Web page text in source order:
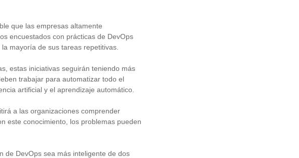
que las empresas altamente
encuestados con prácticas de DevOps
mayoría de sus tareas repetitivas.
estas iniciativas seguirán teniendo más
trabajar para automatizar todo el
artificial y el aprendizaje automático.
a las organizaciones comprender
este conocimiento, los problemas pueden
de DevOps sea más inteligente de dos